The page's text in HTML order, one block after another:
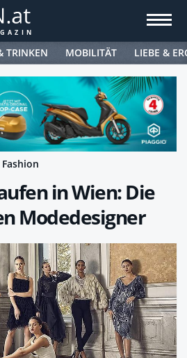
TRINKEN MOBILITÄT LIEBE &
Fashion
in Wien: Die
Modedesigner